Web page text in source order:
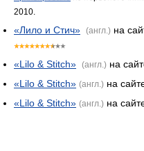
2010.
«Лило и Стич» (англ.) на
«Lilo & Stitch» (англ.) на
«Lilo & Stitch» (англ.) на
«Lilo & Stitch» (англ.) на